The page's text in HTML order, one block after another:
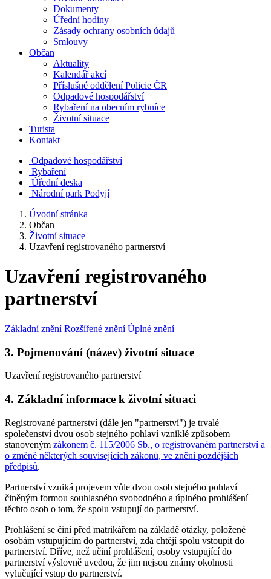
Dokumenty
Úřední hodiny
Zásady ochrany osobních údajů
Smlouvy
Občan
Aktuality
Kalendář akcí
Příslušné oddělení Policie ČR
Odpadové hospodářství
Rybaření na obecním rybníce
Životní situace
Turista
Kontakt
Odpadové hospodářství
Rybaření
Úřední deska
Národní park Podyjí
Úvodní stránka
Občan
Životní situace
Uzavření registrovaného partnerství
Uzavření registrovaného
partnerství
Základní znění Rozšířené znění Úplné znění
3. Pojmenování (název) životní situace
Uzavření registrovaného partnerství
4. Základní informace k životní situaci
Registrované partnerství (dále jen "partnerství") je trvalé
společenství dvou osob stejného pohlaví vzniklé způsobem
stanoveným zákonem č. 115/2006 Sb., o registrovaném partnerství a
o změně některých souvisejících zákonů, ve znění pozdějších
předpisů.
Partnerství vzniká projevem vůle dvou osob stejného pohlaví
činěným formou souhlasného svobodného a úplného prohlášení
těchto osob o tom, že spolu vstupují do partnerství.
Prohlášení se činí před matrikářem na základě otázky, položené
osobám vstupujícím do partnerství, zda chtějí spolu vstoupit do
partnerství. Dříve, než učiní prohlášení, osoby vstupující do
partnerství výslovně uvedou, že jim nejsou známy okolnosti
vylučující vstup do partnerství.